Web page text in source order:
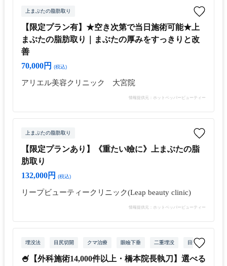
上まぶたの脂肪取り
【限定プラン有】★空き次第で当日施術可能★上
まぶたの脂肪取り｜まぶたの厚みをすっきりと改
善
70,000円
(税込)
アリエル美容クリニック 大宮院
情報提供元：ホットペッパービューティー
上まぶたの脂肪取り
【限定プランあり】《重たい瞼に》上まぶたの脂
肪取り
132,000円
(税込)
リープビューティークリニック(Leap beauty clinic)
情報提供元：ホットペッパービューティー
埋没法 目尻切開 クマ治療 眼瞼下垂 二重埋没 目頭切開
🍧【外科施術14,000件以上・橋本院長執刀】選べる